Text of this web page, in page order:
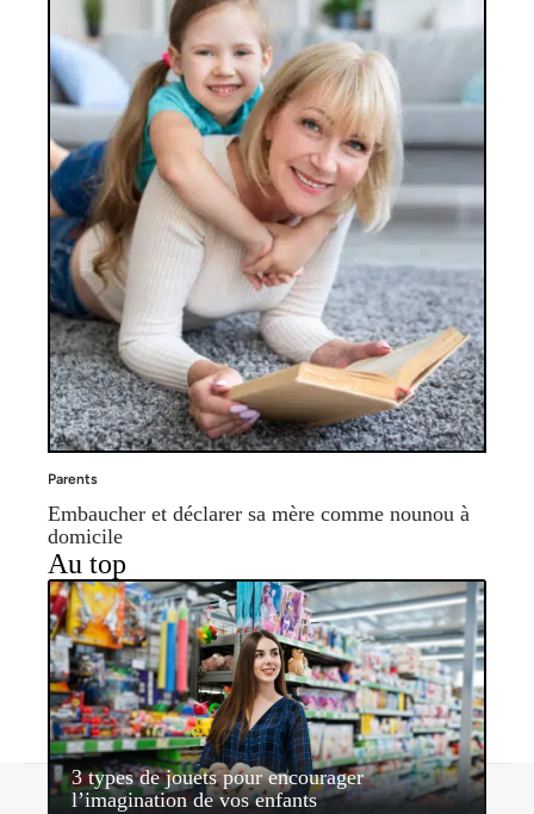
Parents
Embaucher et déclarer sa mère comme nounou à
domicile
Au top
3 types de jouets pour encourager
l’imagination de vos enfants
Contact Mentions légales Sitemap